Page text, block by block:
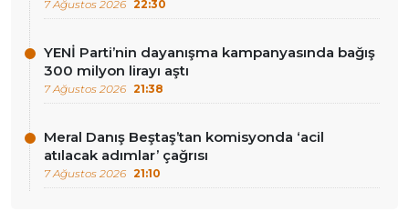
7 Ağustos 2026 22:30
YENİ Parti’nin dayanışma kampanyasında bağış
300 milyon lirayı aştı
7 Ağustos 2026 21:38
Meral Danış Beştaş’tan komisyonda ‘acil
atılacak adımlar’ çağrısı
7 Ağustos 2026 21:10